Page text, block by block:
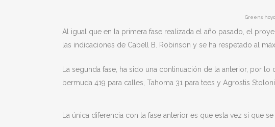
Greens
Al igual que en la primera fase realizada el año pasado, el
las indicaciones de Cabell B. Robinson y se ha respetado al
La segunda fase, ha sido una continuación de la anterior, por
bermuda 419 para calles, Tahoma 31 para tees y Agrostis
La única diferencia con la fase anterior es que esta vez si que